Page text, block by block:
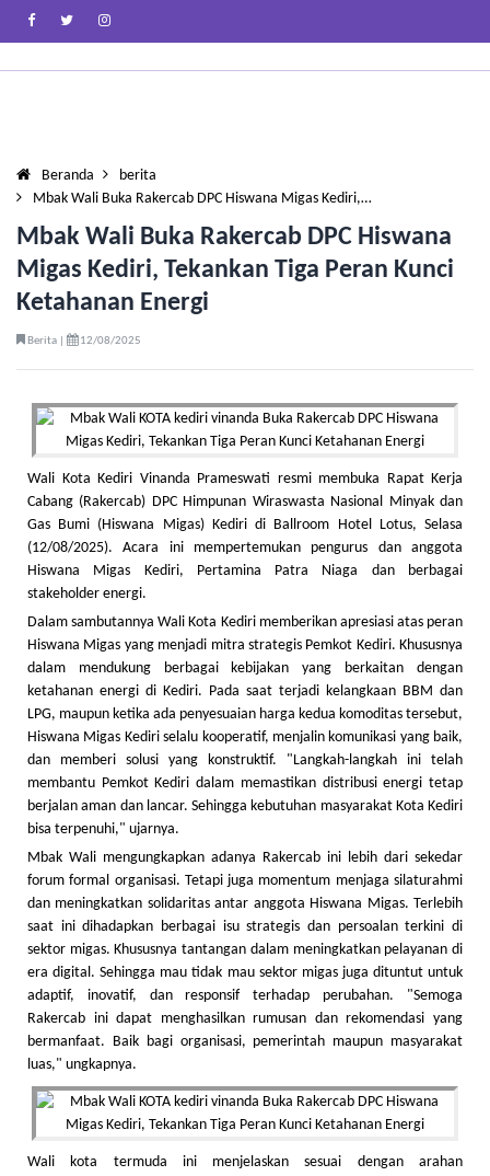
Beranda
berita
Mbak Wali Buka Rakercab DPC Hiswana Migas Kediri,…
Mbak Wali Buka Rakercab DPC Hiswana
Migas Kediri, Tekankan Tiga Peran Kunci
Ketahanan Energi
Berita | 12/08/2025
Wali Kota Kediri Vinanda Prameswati resmi membuka Rapat Kerja
Cabang (Rakercab) DPC Himpunan Wiraswasta Nasional Minyak dan
Gas Bumi (Hiswana Migas) Kediri di Ballroom Hotel Lotus, Selasa
(12/08/2025). Acara ini mempertemukan pengurus dan anggota
Hiswana Migas Kediri, Pertamina Patra Niaga dan berbagai
stakeholder energi.
Dalam sambutannya Wali Kota Kediri memberikan apresiasi atas peran
Hiswana Migas yang menjadi mitra strategis Pemkot Kediri. Khususnya
dalam mendukung berbagai kebijakan yang berkaitan dengan
ketahanan energi di Kediri. Pada saat terjadi kelangkaan BBM dan
LPG, maupun ketika ada penyesuaian harga kedua komoditas tersebut,
Hiswana Migas Kediri selalu kooperatif, menjalin komunikasi yang baik,
dan memberi solusi yang konstruktif. "Langkah-langkah ini telah
membantu Pemkot Kediri dalam memastikan distribusi energi tetap
berjalan aman dan lancar. Sehingga kebutuhan masyarakat Kota Kediri
bisa terpenuhi," ujarnya.
Mbak Wali mengungkapkan adanya Rakercab ini lebih dari sekedar
forum formal organisasi. Tetapi juga momentum menjaga silaturahmi
dan meningkatkan solidaritas antar anggota Hiswana Migas. Terlebih
saat ini dihadapkan berbagai isu strategis dan persoalan terkini di
sektor migas. Khususnya tantangan dalam meningkatkan pelayanan di
era digital. Sehingga mau tidak mau sektor migas juga dituntut untuk
adaptif, inovatif, dan responsif terhadap perubahan. "Semoga
Rakercab ini dapat menghasilkan rumusan dan rekomendasi yang
bermanfaat. Baik bagi organisasi, pemerintah maupun masyarakat
luas," ungkapnya.
Wali kota termuda ini menjelaskan sesuai dengan arahan